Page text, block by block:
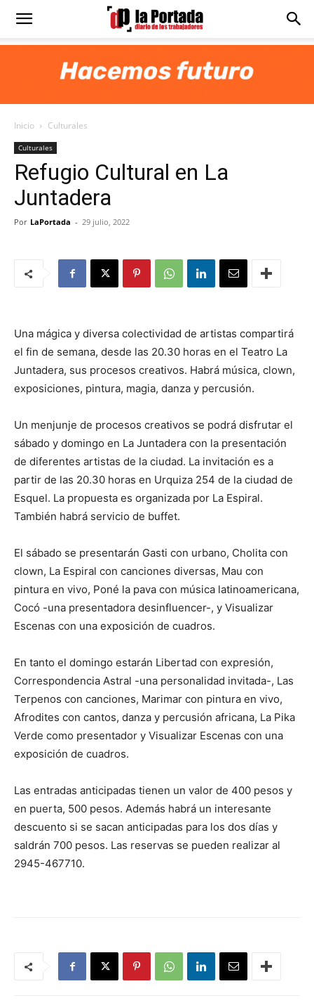
Diario
Portada
Inicio Culturales
Culturales
Refugio Cultural en La
Juntadera
Por LaPortada - 29 julio, 2022
Una mágica y diversa colectividad de artistas compartirá
el fin de semana, desde las 20.30 horas en el Teatro La
Juntadera, sus procesos creativos. Habrá música, clown,
exposiciones, pintura, magia, danza y percusión.
Un menjunje de procesos creativos se podrá disfrutar el
sábado y domingo en La Juntadera con la presentación
de diferentes artistas de la ciudad. La invitación es a
partir de las 20.30 horas en Urquiza 254 de la ciudad de
Esquel. La propuesta es organizada por La Espiral.
También habrá servicio de buffet.
El sábado se presentarán Gasti con urbano, Cholita con
clown, La Espiral con canciones diversas, Mau con
pintura en vivo, Poné la pava con música latinoamericana,
Cocó -una presentadora desinfluencer-, y Visualizar
Escenas con una exposición de cuadros.
En tanto el domingo estarán Libertad con expresión,
Correspondencia Astral -una personalidad invitada-, Las
Terpenos con canciones, Marimar con pintura en vivo,
Afrodites con cantos, danza y percusión africana, La Pika
Verde como presentador y Visualizar Escenas con una
exposición de cuadros.
Las entradas anticipadas tienen un valor de 400 pesos y
en puerta, 500 pesos. Además habrá un interesante
descuento si se sacan anticipadas para los dos días y
saldrán 700 pesos. Las reservas se pueden realizar al
2945-467710.